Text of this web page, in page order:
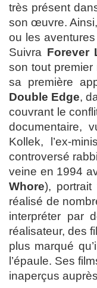
très présent
son œuvre.
ou les
Suivra Forever
son tout premier
sa première
Double Edge,
couvrant le
documentaire,
Kollek, l’ex-
controversé
veine en 1994
Whore), portrait
réalisé de
interpréter par
réalisateur, des
plus marqué
l’épaule. Ses
inaperçus